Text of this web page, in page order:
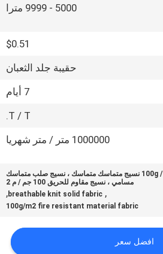
5000 - 9999 مترا
$0.51
حقيبة جلد الثعبان
7 أيام
T / T.
1000000 متر / متر شهريا
100g / m2 نسيج متماسك متماسك ، نسيج صلب متماسك
مسامي ، نسيج مقاوم للحريق 100 جم / م 2
,
breathable knit solid fabric
,
100g/m2 fire resistant material fabric
افضل سعر